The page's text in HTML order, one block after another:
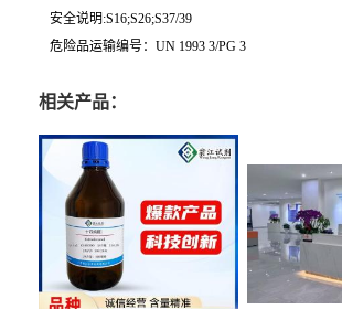
安全说明:S16;S26;S37/39
危险品运输编号：UN 1993 3/PG 3
相关产品：